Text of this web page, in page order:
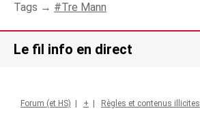
Tags → Tre Mann
Le fil info en direct
Forum (et HS) + Règles et contenus illicites